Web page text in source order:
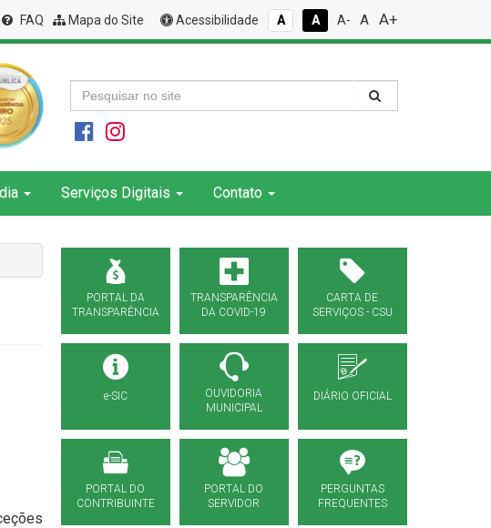
FAQ Mapa do Site Acessibilidade A A A- A A+
Serviços Digitais Contato
PORTAL DA
TRANSPARÊNCIA
TRANSPARÊNCIA
DA COVID-19
CARTA DE
SERVIÇOS - CSU
e-SIC
OUVIDORIA
MUNICIPAL
DIÁRIO OFICIAL
PORTAL DO
CONTRIBUINTE
PORTAL DO
SERVIDOR
PERGUNTAS
FREQUENTES